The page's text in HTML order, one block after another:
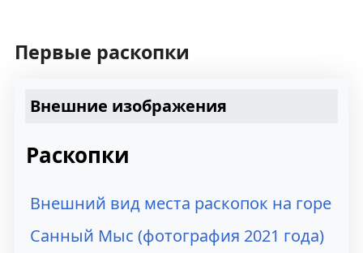
Первые раскопки
Внешние изображения
Раскопки
Внешний вид места раскопок на горе
Санный Мыс (фотография 2021 года)